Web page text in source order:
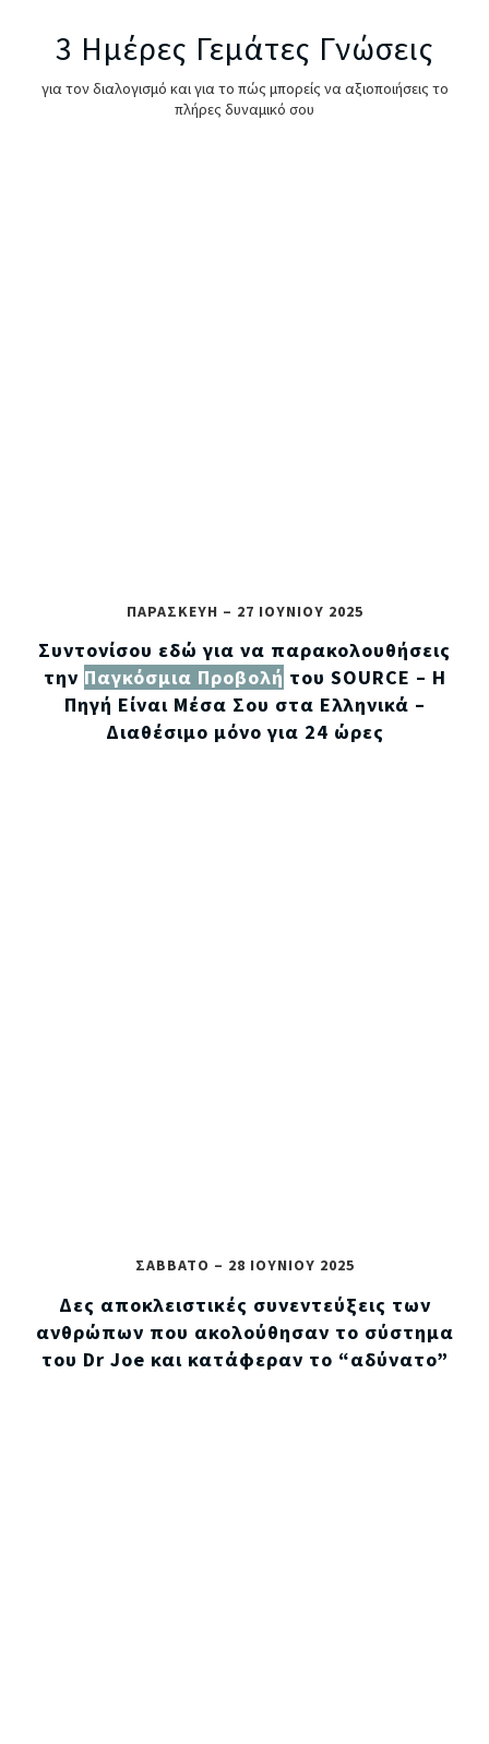
3 Ημέρες Γεμάτες Γνώσεις
για τον διαλογισμό και για το πώς μπορείς να αξιοποιήσεις το
πλήρες δυναμικό σου
ΠΑΡΑΣΚΕΥΗ – 27 ΙΟΥΝΙΟΥ 2025
Συντονίσου εδώ για να παρακολουθήσεις
την Παγκόσμια Προβολή του SOURCE – Η
Πηγή Είναι Μέσα Σου στα Ελληνικά –
Διαθέσιμο μόνο για 24 ώρες
ΣΑΒΒΑΤΟ – 28 ΙΟΥΝΙΟΥ 2025
Δες αποκλειστικές συνεντεύξεις των
ανθρώπων που ακολούθησαν το σύστημα
του Dr Joe και κατάφεραν το “αδύνατο”